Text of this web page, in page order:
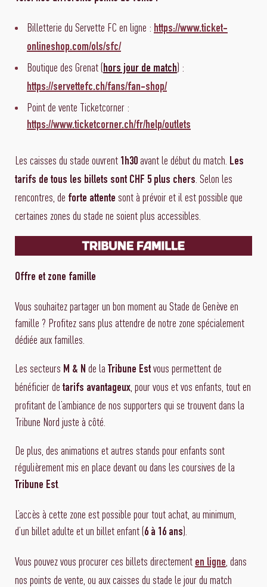
Billetterie du Servette FC en ligne : https://www.ticket-
onlineshop.com/ols/sfc/
Boutique des Grenat (hors jour de match) :
https://servettefc.ch/fans/fan-shop/
Point de vente Ticketcorner :
https://www.ticketcorner.ch/fr/help/outlets
Les caisses du stade ouvrent 1h30 avant le début du match. Les
tarifs de tous les billets sont CHF 5 plus chers . Selon les
rencontres, de forte attente sont à prévoir et il est possible que
certaines zones du stade ne soient plus accessibles.
Offre et zone famille
Vous souhaitez partager un bon moment au Stade de Genève en
famille ? Profitez sans plus attendre de notre zone spécialement
dédiée aux familles.
Les secteurs M & N de la Tribune Est vous permettent de
bénéficier de tarifs avantageux , pour vous et vos enfants, tout en
profitant de l’ambiance de nos supporters qui se trouvent dans la
Tribune Nord juste à côté.
De plus, des animations et autres stands pour enfants sont
régulièrement mis en place devant ou dans les coursives de la
Tribune Est
L’accès à cette zone est possible pour tout achat, au minimum,
d’un billet adulte et un billet enfant (6 à 16 ans).
Vous pouvez vous procurer ces billets directement en ligne , dans
nos points de vente, ou aux caisses du stade le jour du match